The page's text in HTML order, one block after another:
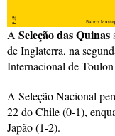
A Seleção das Quinas
de Inglaterra, na
Internacional de
A Seleção Nacional
22 do Chile (0-1),
Japão (1-2).